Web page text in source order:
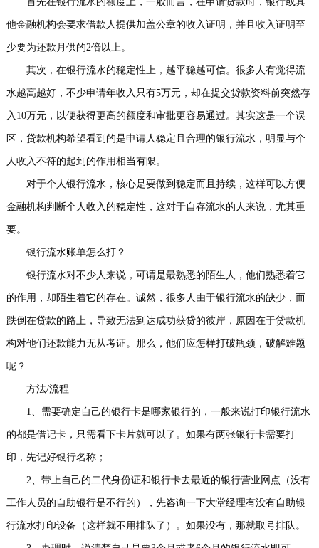
他金融机构会要求借款人提供加盖公章的收入证明，并且收入证明至
少要为还款月供的2倍以上。
其次，在银行流水的稳定性上，越平稳越可信。很多人有觉得流
水越高越好，不少申请年收入只有5万元，却在提交贷款资料前突然存
入10万元，以便获得更高的额度和审批更容易通过。其实这是一个误
区，贷款机构希望看到的是申请人稳定且合理的银行流水，明显与个
人收入不符的起到的作用相当有限。
对于个人银行流水，核心是要做到稳定而且持续，这样可以方便
金融机构判断个人收入的稳定性，这对于自存流水的人来说，尤其重
要。
银行流水账单怎么打？
银行流水对不少人来说，可谓是最熟悉的陌生人，他们熟悉着它
的作用，却陌生着它的存在。诚然，很多人由于银行流水的缺少，而
跌倒在贷款的路上，导致无法到达成功获贷的彼岸，原因在于贷款机
构对他们还款能力无从考证。那么，他们应怎样打破瓶颈，破解难题
呢？
方法/流程
1、需要确定自己的银行卡是哪家银行的，一般来说打印银行流水
的都是借记卡，只需看下卡片就可以了。如果有两张银行卡需要打
印，先记好银行名称；
2、带上自己的二代身份证和银行卡去最近的银行营业网点（没有
工作人员的自助银行是不行的），先咨询一下大堂经理有没有自助银
行流水打印设备（这样就不用排队了）。如果没有，那就取号排队。